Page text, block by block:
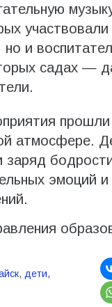
но и
садах —
атмосфере.
заряд
эмоций и
, дети,